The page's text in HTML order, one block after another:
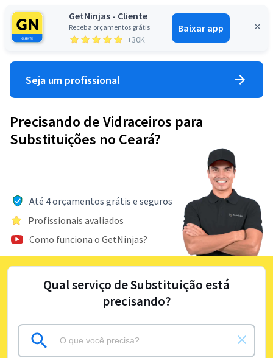
GetNinjas - Cliente
Receba orçamentos grátis
+30K
Baixar app
Entrar
Seja um profissional
Precisando de Vidraceiros para
Substituições no Ceará?
Até 4 orçamentos grátis e seguros
Profissionais avaliados
Como funciona o GetNinjas?
Qual serviço de Substituição está
precisando?